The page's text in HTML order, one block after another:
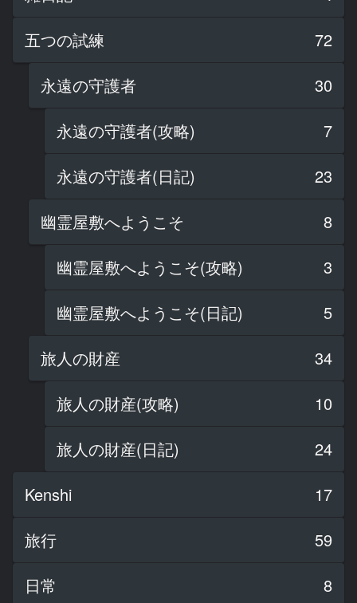
五つの試練
72
永遠の守護者
30
永遠の守護者(攻略)
7
永遠の守護者(日記)
23
幽霊屋敷へようこそ
8
幽霊屋敷へようこそ(攻略)
3
幽霊屋敷へようこそ(日記)
5
旅人の財産
34
旅人の財産(攻略)
10
旅人の財産(日記)
24
Kenshi
17
旅行
59
日常
8